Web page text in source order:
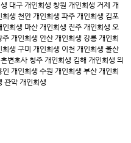
대구 개인회생 창원 개인회생 거제 개
회생 천안 개인회생 파주 개인회생 김포
인회생 마산 개인회생 진주 개인회생 오
주 개인회생 안산 개인회생 강릉 개인회
회생 구미 개인회생 이천 개인회생 울산
변호사 청주 개인회생 김해 개인회생 의
인 개인회생 수원 개인회생 부산 개인회
관악 개인회생